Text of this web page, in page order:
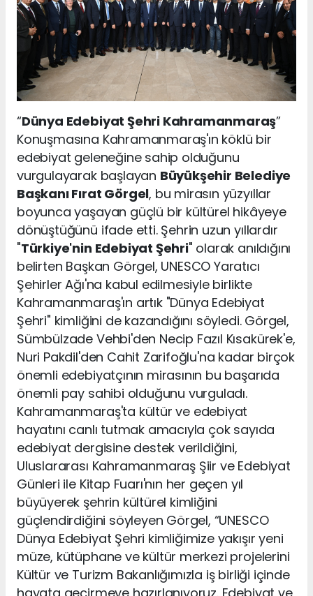
“Dünya Edebiyat Şehri Kahramanmaraş”
Konuşmasına Kahramanmaraş'ın köklü bir
edebiyat geleneğine sahip olduğunu
vurgulayarak başlayan Büyükşehir Belediye
Başkanı Fırat Görgel, bu mirasın yüzyıllar
boyunca yaşayan güçlü bir kültürel hikâyeye
dönüştüğünü ifade etti. Şehrin uzun yıllardır
"Türkiye'nin Edebiyat Şehri" olarak anıldığını
belirten Başkan Görgel, UNESCO Yaratıcı
Şehirler Ağı'na kabul edilmesiyle birlikte
Kahramanmaraş'ın artık "Dünya Edebiyat
Şehri" kimliğini de kazandığını söyledi. Görgel,
Sümbülzade Vehbi'den Necip Fazıl Kısakürek'e,
Nuri Pakdil'den Cahit Zarifoğlu'na kadar birçok
önemli edebiyatçının mirasının bu başarıda
önemli pay sahibi olduğunu vurguladı.
Kahramanmaraş'ta kültür ve edebiyat
hayatını canlı tutmak amacıyla çok sayıda
edebiyat dergisine destek verildiğini,
Uluslararası Kahramanmaraş Şiir ve Edebiyat
Günleri ile Kitap Fuarı'nın her geçen yıl
büyüyerek şehrin kültürel kimliğini
güçlendirdiğini söyleyen Görgel, “UNESCO
Dünya Edebiyat Şehri kimliğimize yakışır yeni
müze, kütüphane ve kültür merkezi projelerini
Kültür ve Turizm Bakanlığımızla iş birliği içinde